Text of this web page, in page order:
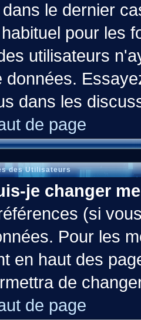
le dernier
pour les
utilisateurs
données.
dans les
de page
des Utilisateurs
je changer
(si
Pour les
en haut des
de
de page